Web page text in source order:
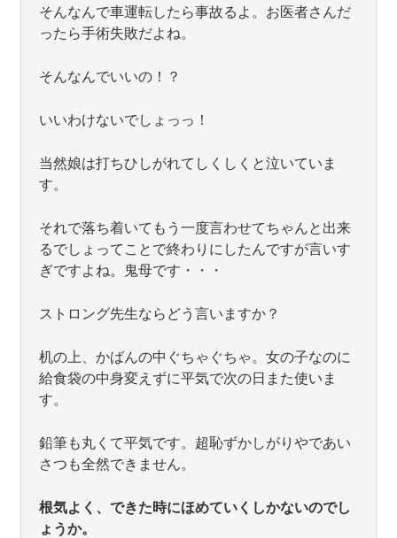
そんなんで車運転したら事故るよ。お医者さんだ
ったら手術失敗だよね。
そんなんでいいの！？
いいわけないでしょっっ！
当然娘は打ちひしがれてしくしくと泣いていま
す。
それで落ち着いてもう一度言わせてちゃんと出来
るでしょってことで終わりにしたんですが言いす
ぎですよね。鬼母です・・・
ストロング先生ならどう言いますか？
机の上、かばんの中ぐちゃぐちゃ。女の子なのに
給食袋の中身変えずに平気で次の日また使いま
す。
鉛筆も丸くて平気です。超恥ずかしがりやであい
さつも全然できません。
根気よく、できた時にほめていくしかないのでし
ょうか。